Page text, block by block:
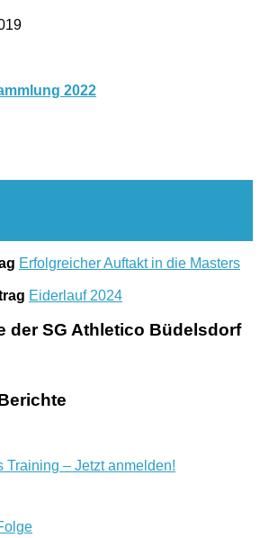
2022
Erfolgreicher Auftakt in die Masters
Eiderlauf 2024
der SG Athletico Büdelsdorf
Training – Jetzt anmelden!